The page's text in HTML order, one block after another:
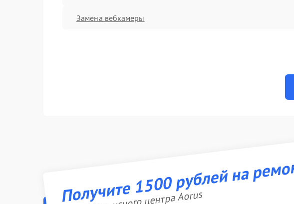
Замена вебкамеры
Получите 1500 рублей на